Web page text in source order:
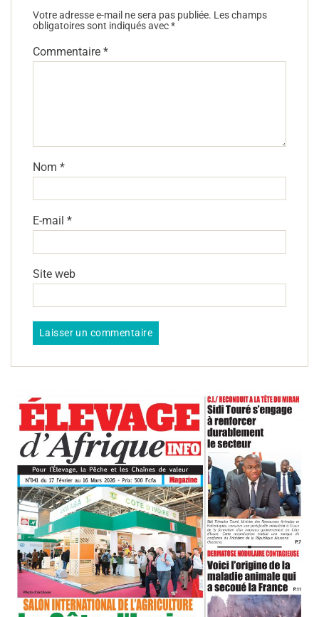
Votre adresse e-mail ne sera pas publiée. Les champs
obligatoires sont indiqués avec*
Commentaire *
Nom *
E-mail *
Site web